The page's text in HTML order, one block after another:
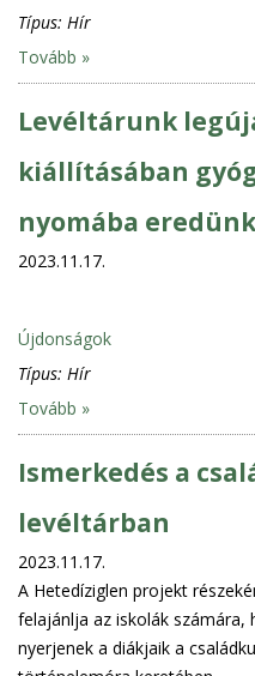
Típus: Hír
Tovább »
Levéltárunk
kiállításában
nyomába eredünk
2023.11.17.
Újdonságok
Típus: Hír
Tovább »
Ismerkedés a
levéltárban
2023.11.17.
A Hetedíziglen projekt
felajánlja az iskolák számára,
nyerjenek a diákjaik a